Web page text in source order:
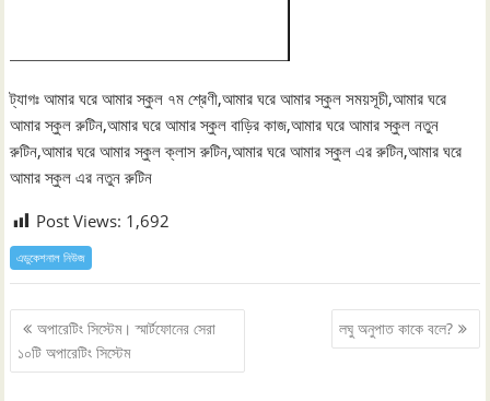
ট্যাগঃ আমার ঘরে আমার স্কুল ৭ম শ্রেণী,আমার ঘরে আমার স্কুল সময়সূচী,আমার ঘরে
আমার স্কুল রুটিন,আমার ঘরে আমার স্কুল বাড়ির কাজ,আমার ঘরে আমার স্কুল নতুন
রুটিন,আমার ঘরে আমার স্কুল ক্লাস রুটিন,আমার ঘরে আমার স্কুল এর রুটিন,আমার ঘরে
আমার স্কুল এর নতুন রুটিন
Post Views: 1,692
এডুকেশনাল নিউজ
Post
navigation
অপারেটিং সিস্টেম। স্মার্টফোনের সেরা
১০টি অপারেটিং সিস্টেম
লঘু অনুপাত কাকে বলে?